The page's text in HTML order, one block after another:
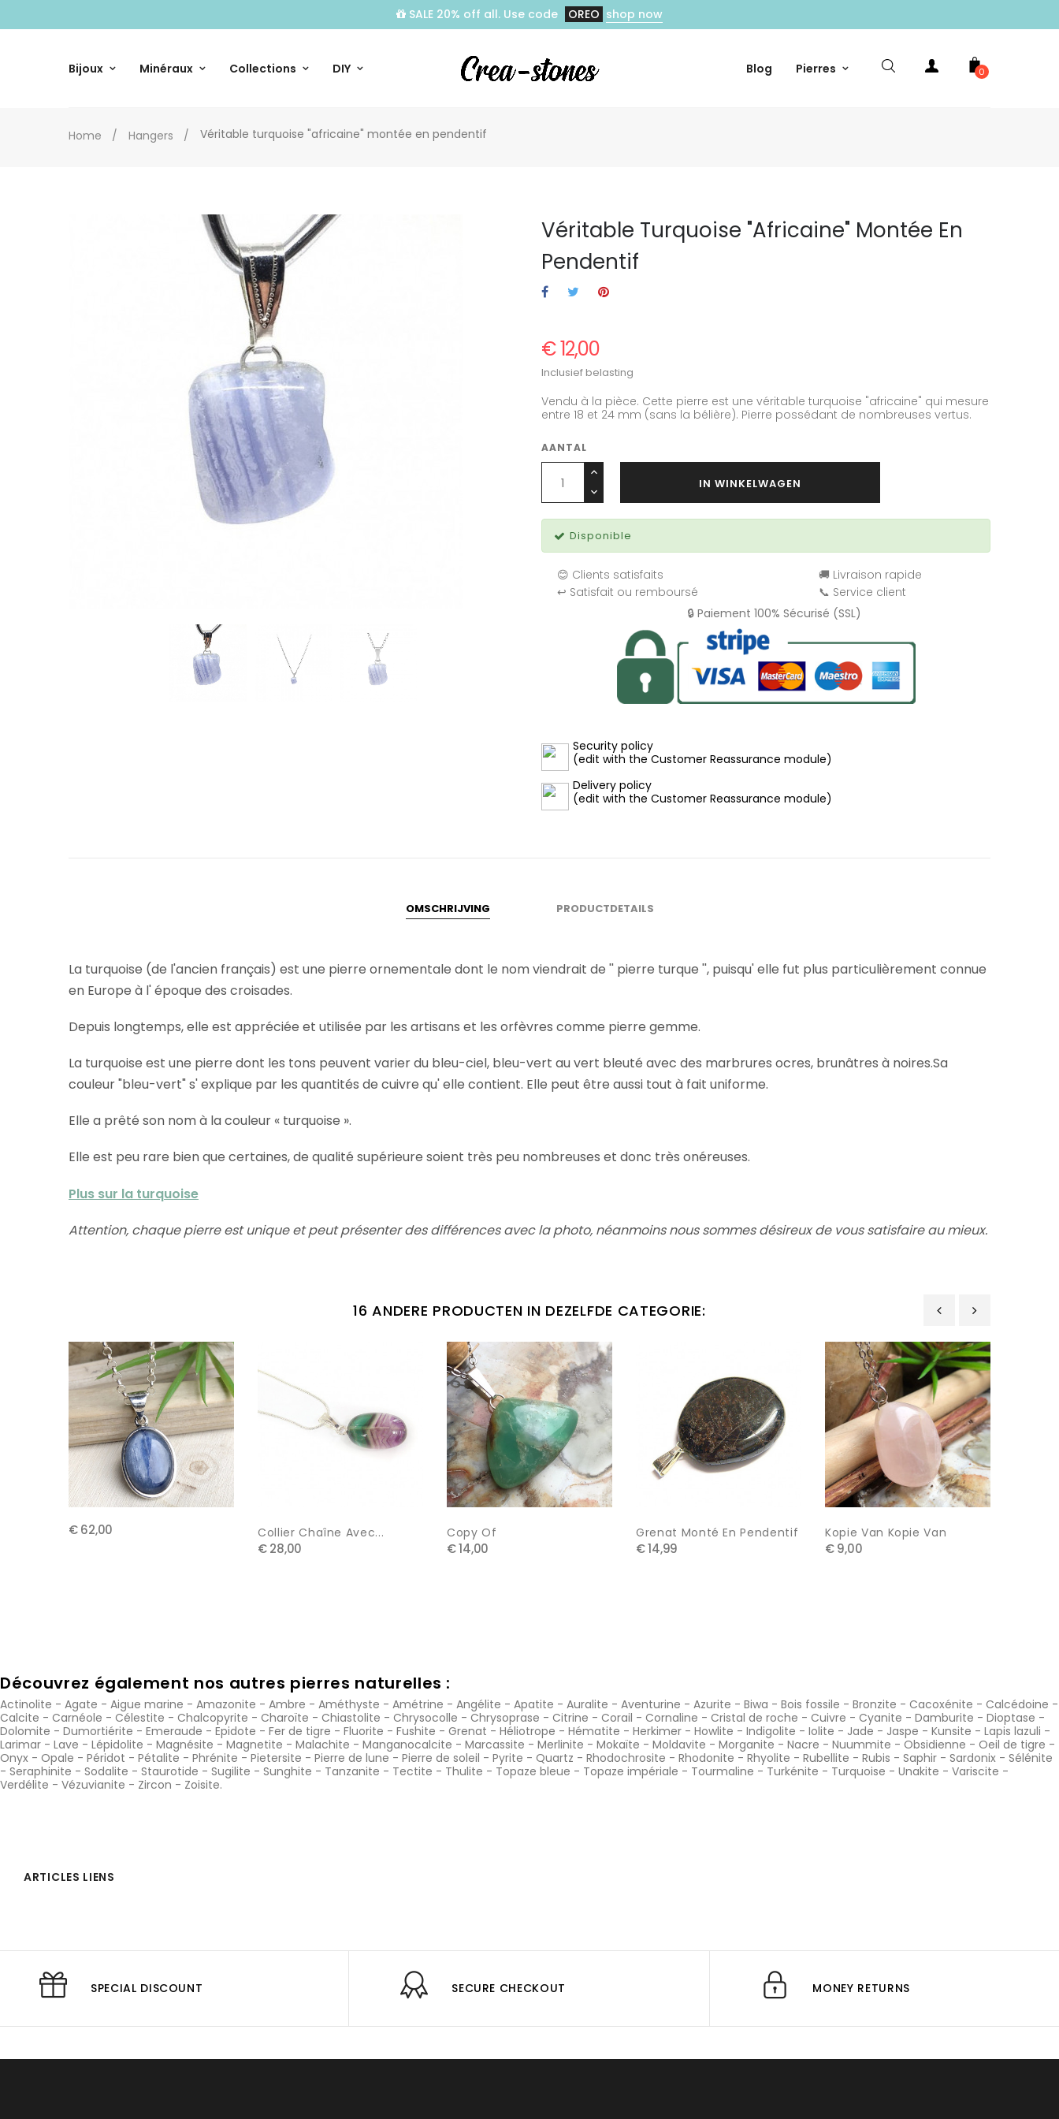
SALE 20% off all. Use code OREO shop now
Bijoux Minéraux Collections DIY Blog Pierres 0
Home Hangers Véritable turquoise "africaine" montée en pendentif
Véritable Turquoise "africaine" Montée En
Pendentif
€ 12,00
Inclusief belasting
Vendu à la pièce. Cette pierre est une véritable turquoise "africaine" qui mesure
entre 18 et 24 mm (sans la bélière). Pierre possédant de nombreuses vertus.
AANTAL
IN WINKELWAGEN
Disponible
😊 Clients satisfaits
🚚 Livraison rapide
↩️ Satisfait ou remboursé
📞 Service client
🔒 Paiement 100% Sécurisé (SSL)
Security policy
(edit with the Customer Reassurance module)
Delivery policy
(edit with the Customer Reassurance module)
OMSCHRIJVING PRODUCTDETAILS
La turquoise (de l'ancien français) est une pierre ornementale dont le nom viendrait de '' pierre turque '', puisqu' elle fut plus particulièrement connue
en Europe à l' époque des croisades.
Depuis longtemps, elle est appréciée et utilisée par les artisans et les orfèvres comme pierre gemme.
La turquoise est une pierre dont les tons peuvent varier du bleu-ciel, bleu-vert au vert bleuté avec des marbrures ocres, brunâtres à noires.Sa
couleur "bleu-vert" s' explique par les quantités de cuivre qu' elle contient. Elle peut être aussi tout à fait uniforme.
Elle a prêté son nom à la couleur « turquoise ».
Elle est peu rare bien que certaines, de qualité supérieure soient très peu nombreuses et donc très onéreuses.
Plus sur la turquoise
Attention, chaque pierre est unique et peut présenter des différences avec la photo, néanmoins nous sommes désireux de vous satisfaire au mieux.
16 ANDERE PRODUCTEN IN DEZELFDE CATEGORIE:
€ 62,00 Collier Chaîne Avec...
€ 28,00
Copy Of
€ 14,00
Grenat Monté En Pendentif
€ 14,99
Kopie Van Kopie Van
€ 9,00
‹ ›
Découvrez également nos autres pierres naturelles :
Actinolite - Agate - Aigue marine - Amazonite - Ambre - Améthyste - Amétrine - Angélite - Apatite - Auralite - Aventurine - Azurite - Biwa - Bois fossile - Bronzite - Cacoxénite - Calcédoine -
Calcite - Carnéole - Célestite - Chalcopyrite - Charoïte - Chiastolite - Chrysocolle - Chrysoprase - Citrine - Corail - Cornaline - Cristal de roche - Cuivre - Cyanite - Damburite - Dioptase -
Dolomite - Dumortiérite - Emeraude - Epidote - Fer de tigre - Fluorite - Fushite - Grenat - Héliotrope - Hématite - Herkimer - Howlite - Indigolite - Iolite - Jade - Jaspe - Kunsite - Lapis lazuli -
Larimar - Lave - Lépidolite - Magnésite - Magnetite - Malachite - Manganocalcite - Marcassite - Merlinite - Mokaïte - Moldavite - Morganite - Nacre - Nuummite - Obsidienne - Oeil de tigre -
Onyx - Opale - Péridot - Pétalite - Phrénite - Pietersite - Pierre de lune - Pierre de soleil - Pyrite - Quartz - Rhodochrosite - Rhodonite - Rhyolite - Rubellite - Rubis - Saphir - Sardonix - Sélénite
- Seraphinite - Sodalite - Staurotide - Sugilite - Sunghite - Tanzanite - Tectite - Thulite - Topaze bleue - Topaze impériale - Tourmaline - Turkénite - Turquoise - Unakite - Variscite -
Verdélite - Vézuvianite - Zircon - Zoisite.
ARTICLES LIENS
SPECIAL DISCOUNT SECURE CHECKOUT MONEY RETURNS